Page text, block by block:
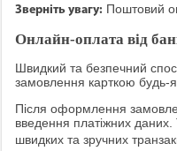
Зверніть увагу: Поштовий
Онлайн-оплата від
Швидкий та безпечний
замовлення карткою будь-
Після оформлення
введення платіжних
швидких та зручних